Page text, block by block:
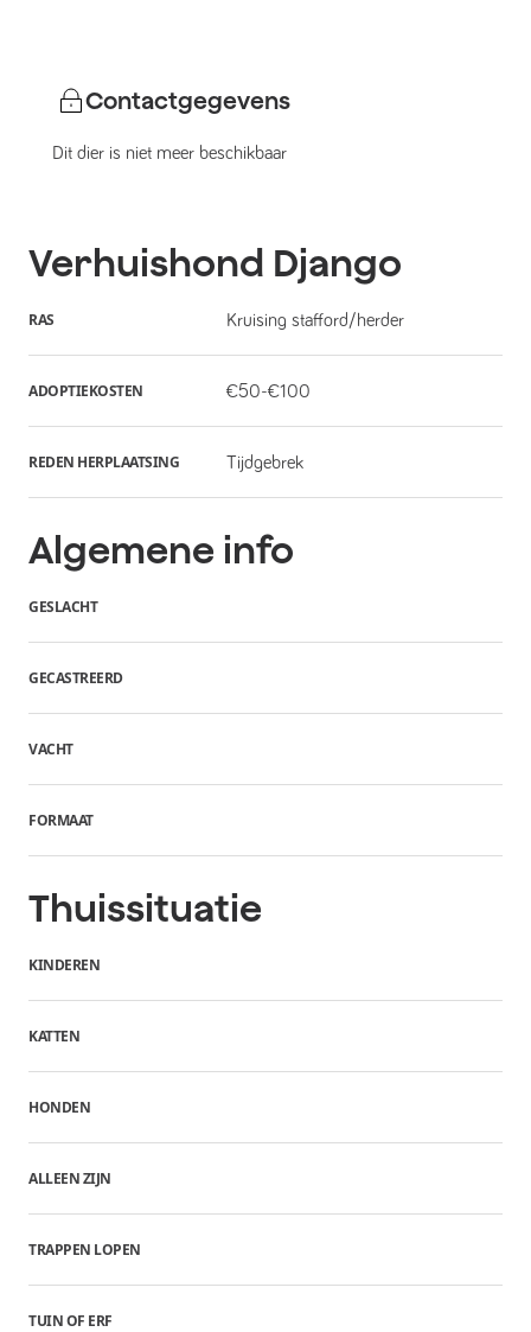
Contactgegevens
Dit dier is niet meer beschikbaar
Verhuishond Django
RAS Kruising stafford/herder
ADOPTIEKOSTEN €50-€100
REDEN HERPLAATSING Tijdgebrek
Algemene info
GESLACHT
GECASTREERD
VACHT
FORMAAT
Thuissituatie
KINDEREN
KATTEN
HONDEN
ALLEEN ZIJN
TRAPPEN LOPEN
TUIN OF ERF